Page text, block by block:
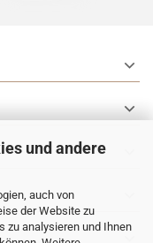
und andere
auch von
der Website zu
zu analysieren und Ihnen
expand_more
expand_more